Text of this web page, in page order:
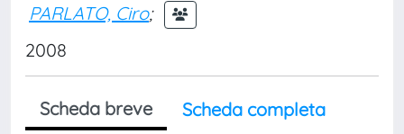
PARLATO, Ciro;
2008
Scheda breve
Scheda completa